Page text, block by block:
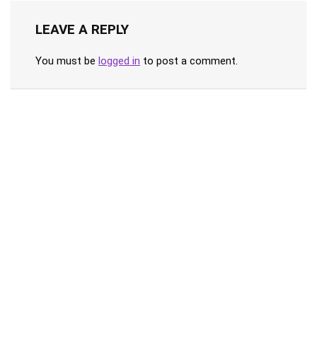
LEAVE A REPLY
You must be logged in to post a comment.